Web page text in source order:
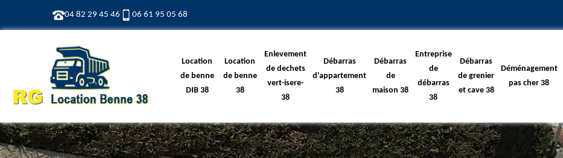
04 82 29 45 46 06 61 95 05 68
Location
de benne
DIB 38
Location
de benne
38
Enlevement
de dechets
vert-isere-
38
Débarras
d'appartement
38
Débarras
de
maison 38
Entreprise
de
débarras
38
Débarras
de grenier
et cave 38
Déménagement
pas cher 38